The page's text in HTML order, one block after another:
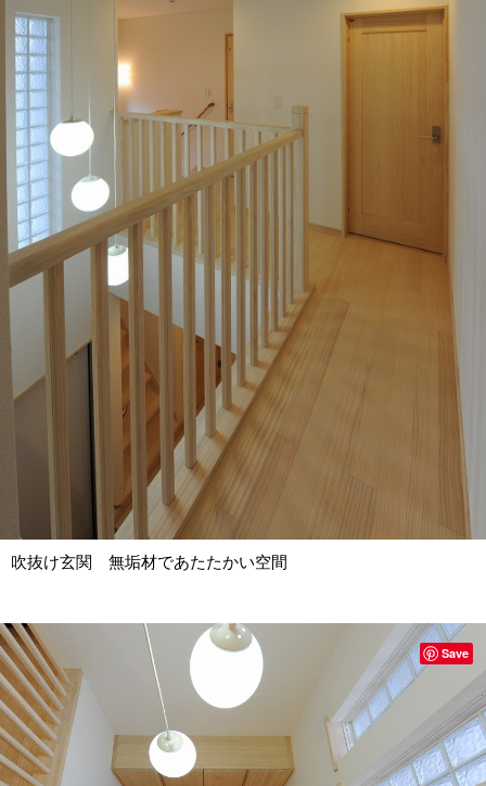
吹抜け玄関 無垢材であたたかい空間
Save